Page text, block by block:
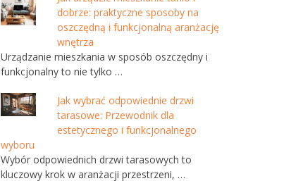
dobrze: praktyczne sposoby na
oszczędną i funkcjonalną aranżację
wnętrza
Urządzanie mieszkania w sposób oszczędny i
funkcjonalny to nie tylko …
Jak wybrać odpowiednie drzwi
tarasowe: Przewodnik dla
estetycznego i funkcjonalnego
wyboru
Wybór odpowiednich drzwi tarasowych to
kluczowy krok w aranżacji przestrzeni, …